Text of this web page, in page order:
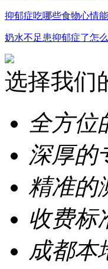
抑郁症吃哪些食物心情
奶水不足患抑郁症了怎
选择我们
全方位
深厚的
精准的
收费标
成都本